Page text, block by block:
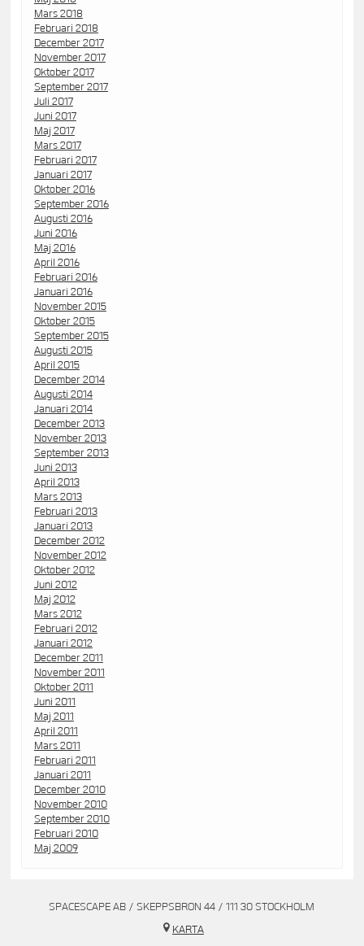
Mars 2018
Februari 2018
December 2017
November 2017
Oktober 2017
September 2017
Juli 2017
Juni 2017
Maj 2017
Mars 2017
Februari 2017
Januari 2017
Oktober 2016
September 2016
Augusti 2016
Juni 2016
Maj 2016
April 2016
Februari 2016
Januari 2016
November 2015
Oktober 2015
September 2015
Augusti 2015
April 2015
December 2014
Augusti 2014
Januari 2014
December 2013
November 2013
September 2013
Juni 2013
April 2013
Mars 2013
Februari 2013
Januari 2013
December 2012
November 2012
Oktober 2012
Juni 2012
Maj 2012
Mars 2012
Februari 2012
Januari 2012
December 2011
November 2011
Oktober 2011
Juni 2011
Maj 2011
April 2011
Mars 2011
Februari 2011
Januari 2011
December 2010
November 2010
September 2010
Februari 2010
Maj 2009
SPACESCAPE AB / SKEPPSBRON 44 / 111 30 STOCKHOLM
KARTA